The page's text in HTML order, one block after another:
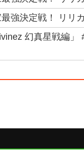
強決定戦！ リリ
幻真星戦編」